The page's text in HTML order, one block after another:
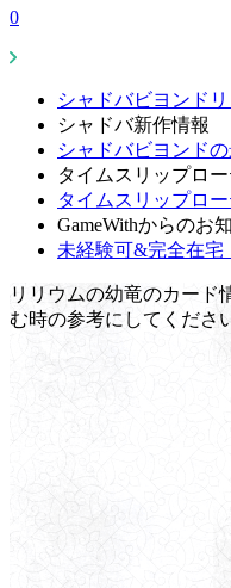
0
シャドバビヨンド
シャドバ新作情報
シャドバビヨンド
タイムスリップロ
タイムスリップロ
GameWithからのお
未経験可&完全在宅
リリウムの幼竜のカード
む時の参考にしてくださ